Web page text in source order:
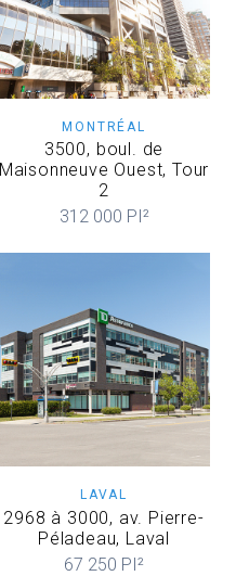
MONTRÉAL
3500, boul. de
Maisonneuve Ouest, Tour
2
312 000 PI²
LAVAL
2968 à 3000, av. Pierre-
Péladeau, Laval
67 250 PI²